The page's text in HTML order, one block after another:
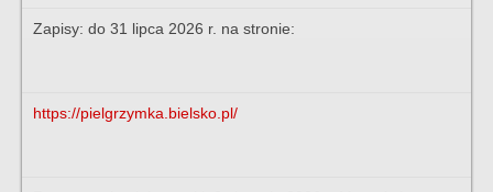
Zapisy: do 31 lipca 2026 r. na stronie:
https://pielgrzymka.bielsko.pl/